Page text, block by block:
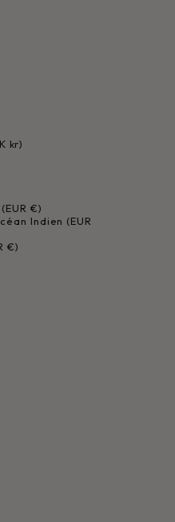
kr)
€)
Indien (EUR
€)